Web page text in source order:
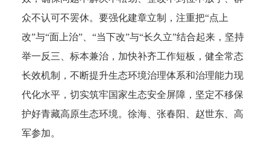
众不认可不罢休。要强化建章立制，注重把“点上
改”与“面上治”、“当下改”与“长久立”结合起来，坚持
举一反三、标本兼治，加快补齐工作短板，健全常态
长效机制，不断提升生态环境治理体系和治理能力现
代化水平，切实筑牢国家生态安全屏障，坚定不移保
护好青藏高原生态环境。徐海、张春阳、赵世东、高
军参加。